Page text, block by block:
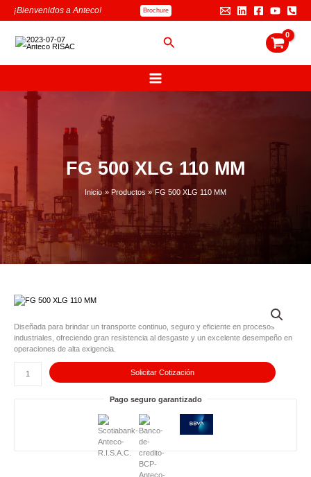
¡Bienvenidos a Anteco! Brochure
Buscar
FG 500 XLG 110 MM
Inicio Productos FG 500 XLG 110 MM
B
u
s
c
a
Diseñada para brindar un transporte continuo, seguro y eficiente en procesos
industriales, ofreciendo gran resistencia al desgaste y un excelente desempeño en
operaciones de alta exigencia.
FG
cantidad
Solicitar Cotización
Pago seguro garantizado